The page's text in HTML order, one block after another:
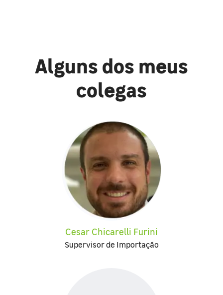
Alguns dos meus
colegas
Cesar Chicarelli Furini
Supervisor de Importação